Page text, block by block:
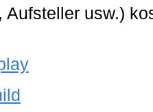
Aufsteller usw.)